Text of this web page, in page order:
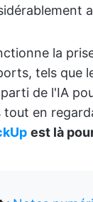
la
tels que
de l'IA
en
est là